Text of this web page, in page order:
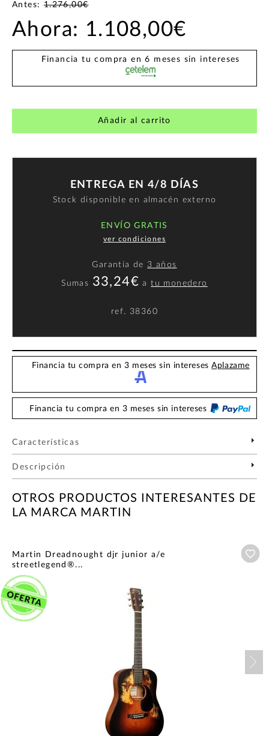
Antes:1.276,00€
Ahora: 1.108,00€
Financia tu compra en 6 meses sin intereses
Añadir al carrito
ENTREGA EN 4/8 DÍAS
Stock disponible en almacén externo
ENVÍO GRATIS
ver condiciones
Garantía de 3 años
Sumas 33,24€ atu monedero
ref. 38360
Financia tu compra en 3 meses sin interesesAplazame
Financia tu compra en 3 meses sin intereses
Características
Descripción
OTROS PRODUCTOS INTERESANTES DE
LA MARCA MARTIN
Martin Dreadnought djr junior a/e
streetlegend®...